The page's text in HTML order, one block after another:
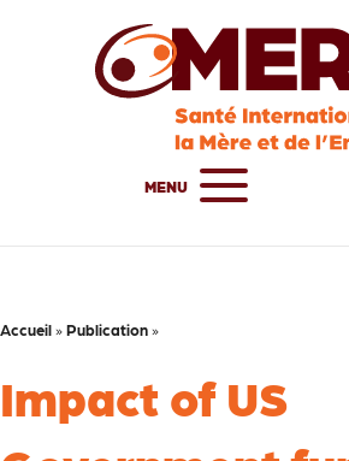
MENU
Accueil » Publication »
Impact of US